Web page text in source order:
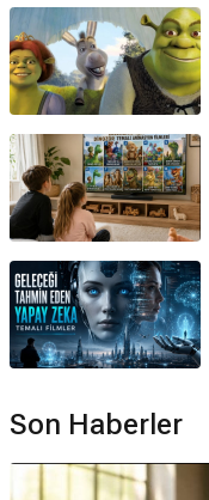
Son Haberler